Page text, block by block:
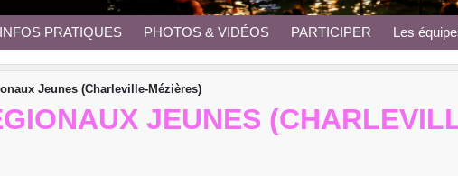
INFOS PRATIQUES PHOTOS & VIDÉOS PARTICIPER Les
Jeunes (Charleville-Mézières)
JEUNES